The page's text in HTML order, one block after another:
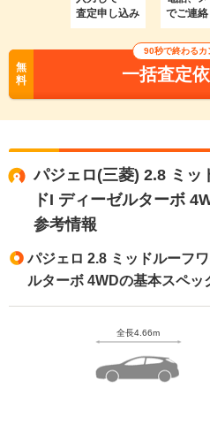
査定申し込み
でご連絡
無
料
90秒で終わるカ
一括査定
パジェロ(三菱) 2.8 ミッ
ドI ディーゼルターボ
参考情報
パジェロ 2.8 ミッドルーフ
ルターボ 4WDの基本スペッ
全長4.66m